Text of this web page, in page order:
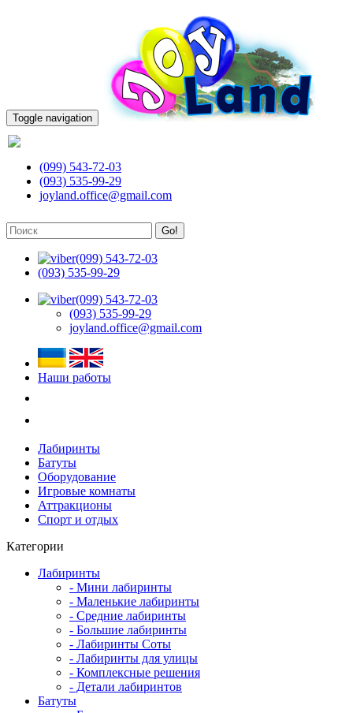
Toggle navigation
(099) 543-72-03
(093) 535-99-29
joyland.office@gmail.com
Go!
(099) 543-72-03
(093) 535-99-29
(099) 543-72-03
(093) 535-99-29
joyland.office@gmail.com
Наши работы
Лабиринты
Батуты
Оборудование
Игровые комнаты
Аттракционы
Спорт и отдых
Категории
Лабиринты
- Мини лабиринты
- Маленькие лабиринты
- Средние лабиринты
- Большие лабиринты
- Лабиринты Соты
- Лабиринты для улицы
- Комплексные решения
- Детали лабиринтов
Батуты